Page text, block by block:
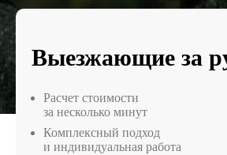
Выезжающие за
Расчет стоимости
за несколько минут
Комплексный подход
и индивидуальная работа